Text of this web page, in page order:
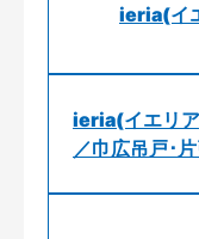
ieria(イ
ieria(イエリ
／巾広吊戸･